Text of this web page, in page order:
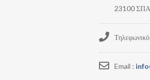
23100
Email :